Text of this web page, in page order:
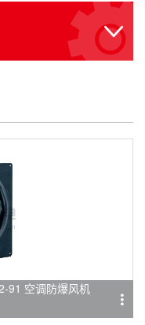
GZ02-91 空调防爆风机